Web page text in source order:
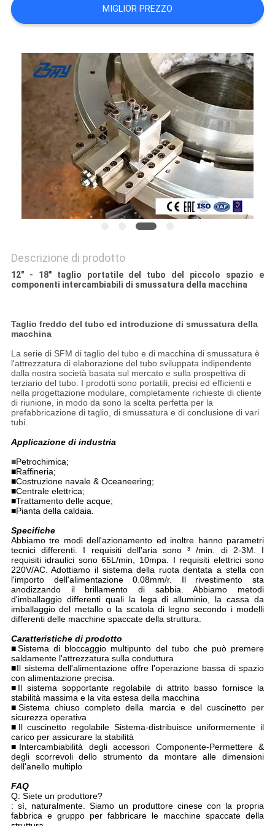
MIGLIOR PREZZO
Descrizione di prodotto
12" - 18" taglio portatile del tubo del piccolo spazio e
componenti intercambiabili di smussatura della macchina
Taglio freddo del tubo ed introduzione di smussatura della
macchina
La serie di SFM di taglio del tubo e di macchina di smussatura è
l'attrezzatura di elaborazione del tubo sviluppata indipendente
dalla nostra società basata sul mercato e sulla prospettiva di
terziario del tubo. I prodotti sono portatili, precisi ed efficienti e
nella progettazione modulare, completamente richieste di cliente
di riunione, in modo da sono la scelta perfetta per la
prefabbricazione di taglio, di smussatura e di conclusione di vari
tubi.
Applicazione di industria
■Petrochimica;
■Raffineria;
■Costruzione navale & Oceaneering;
■Centrale elettrica;
■Trattamento delle acque;
■Pianta della caldaia.
Specifiche
Abbiamo tre modi dell'azionamento ed inoltre hanno parametri
tecnici differenti. I requisiti dell'aria sono ³ /min. di 2-3M. I
requisiti idraulici sono 65L/min, 10mpa. I requisiti elettrici sono
220V/AC. Adottiamo il sistema della ruota dentata a stella con
l'importo dell'alimentazione 0.08mm/r. Il rivestimento sta
anodizzando il brillamento di sabbia. Abbiamo metodi
d'imballaggio differenti quali la lega di alluminio, la cassa da
imballaggio del metallo o la scatola di legno secondo i modelli
differenti delle macchine spaccate della struttura.
Caratteristiche di prodotto
■Sistema di bloccaggio multipunto del tubo che può premere
saldamente l'attrezzatura sulla conduttura
■Il sistema dell'alimentazione offre l'operazione bassa di spazio
con alimentazione precisa.
■Il sistema sopportante regolabile di attrito basso fornisce la
stabilità massima e la vita estesa della macchina
■Sistema chiuso completo della marcia e del cuscinetto per
sicurezza operativa
■Il cuscinetto regolabile Sistema-distribuisce uniformemente il
carico per assicurare la stabilità
■Intercambiabilità degli accessori Componente-Permettere &
degli scorrevoli dello strumento da montare alle dimensioni
dell'anello multiplo
FAQ
Q: Siete un produttore?
: sì, naturalmente. Siamo un produttore cinese con la propria
fabbrica e gruppo per fabbricare le macchine spaccate della